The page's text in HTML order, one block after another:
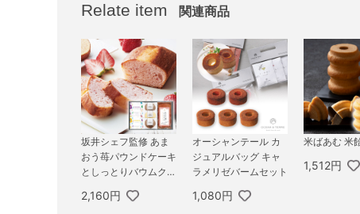
Relate item 関連商品
坂井シェフ監修 あま
おう苺パウンドケーキ
としっとりバウムクー
2,160円
オーシャンテール カ
ジュアルバッグ キャ
ラメリゼバームセット
1,080円
米ばあむ 米
1,512円